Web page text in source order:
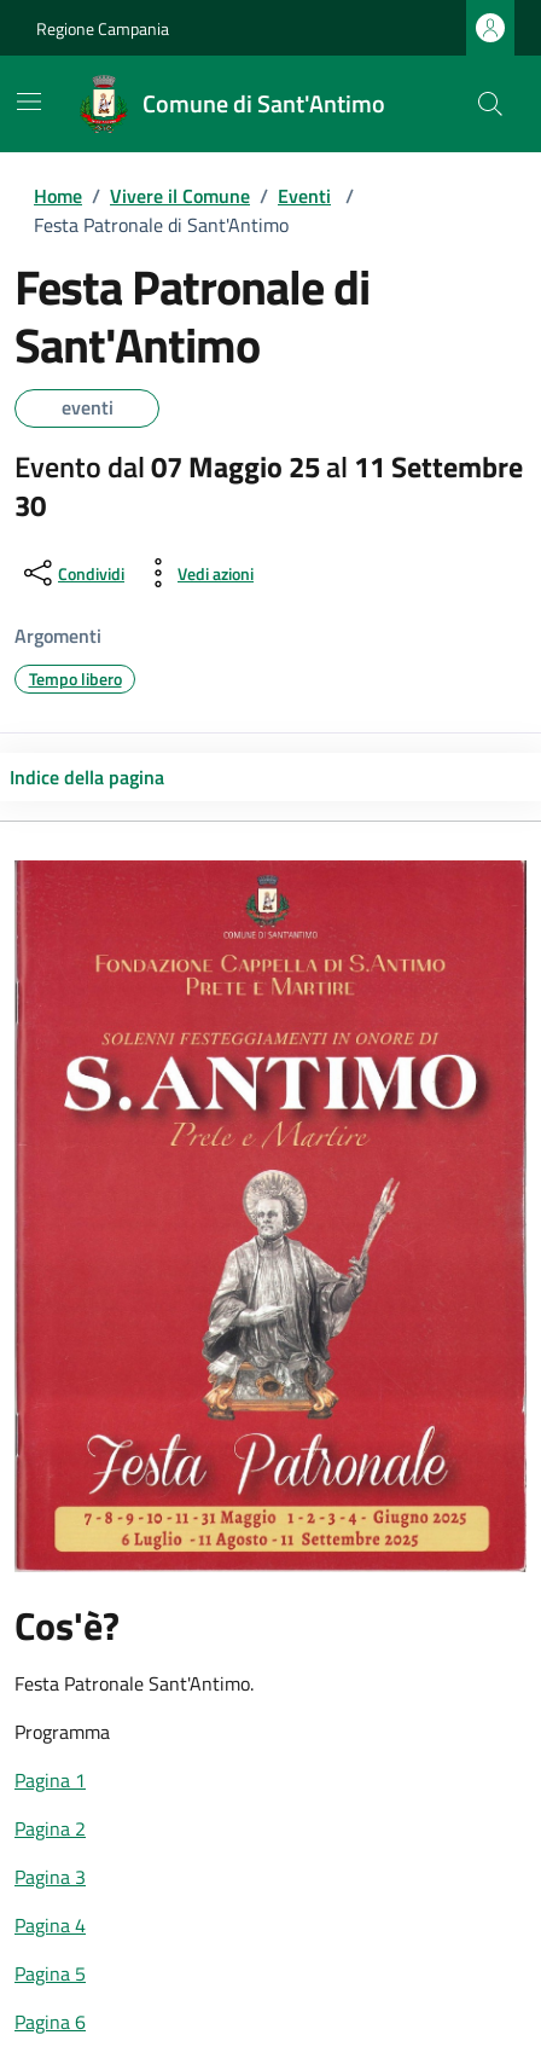
Regione Campania
Comune di Sant'Antimo
Home / Vivere il Comune / Eventi /
Festa Patronale di Sant'Antimo
Festa Patronale di
Sant'Antimo
eventi
Evento dal07 Maggio 25al 11 Settembre
30
Condividi Vedi azioni
Argomenti
Tempo libero
Indice della pagina
Cos'è?
Festa Patronale Sant'Antimo.
Programma
Pagina 1
Pagina 2
Pagina 3
Pagina 4
Pagina 5
Pagina 6